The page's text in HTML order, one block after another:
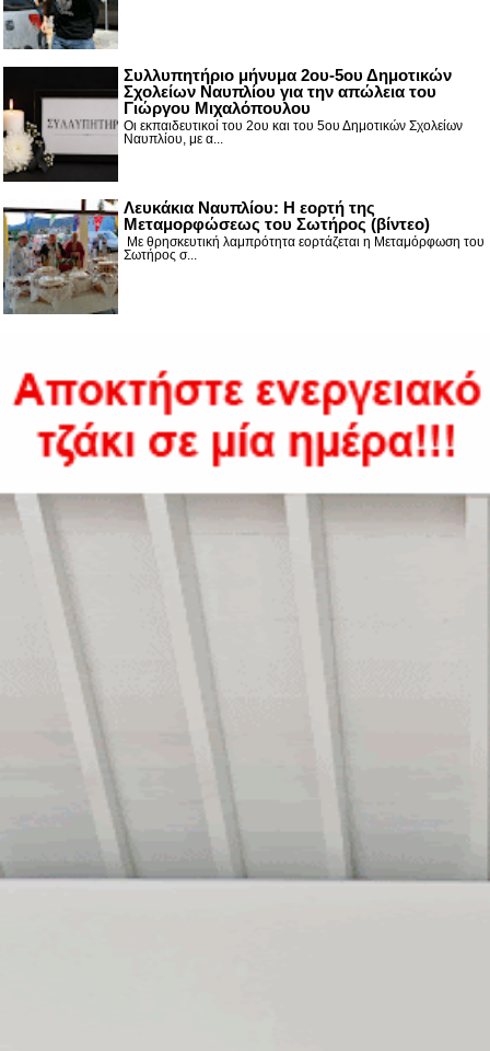
Συλλυπητήριο μήνυμα 2ου-5ου Δημοτικών
Σχολείων Ναυπλίου για την απώλεια του
Γιώργου Μιχαλόπουλου
Οι εκπαιδευτικοί του 2ου και του 5ου Δημοτικών Σχολείων
Ναυπλίου, με α...
Λευκάκια Ναυπλίου: Η εορτή της
Μεταμορφώσεως του Σωτήρος (βίντεο)
Με θρησκευτική λαμπρότητα εορτάζεται η Μεταμόρφωση του
Σωτήρος σ...